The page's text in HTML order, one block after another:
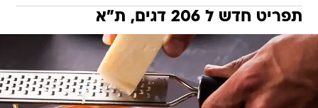
תפריט חדש ל 206 דגים, ת"א